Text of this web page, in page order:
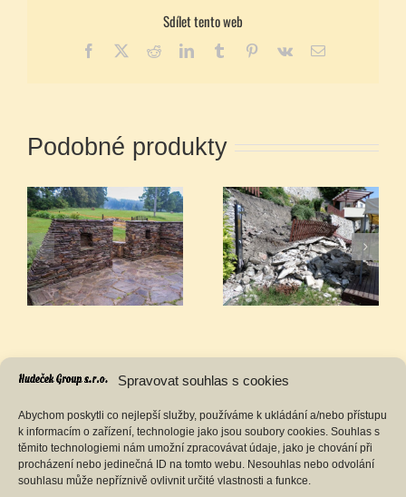
Spravovat souhlas s cookies
Abychom poskytli co nejlepší služby, používáme k ukládání a/nebo přístupu
k informacím o zařízení, technologie jako jsou soubory cookies. Souhlas s
těmito technologiemi nám umožní zpracovávat údaje, jako je chování při
procházení nebo jedinečná ID na tomto webu. Nesouhlas nebo odvolání
souhlasu může nepříznivě ovlivnit určité vlastnosti a funkce.
Sdílet tento web
Facebook
X RedditLinkedInTumblr Pinterest
Vk
E-
Podobné produkty
Výstavba zdi po jejím
sesunutím
Kamenné sloupky